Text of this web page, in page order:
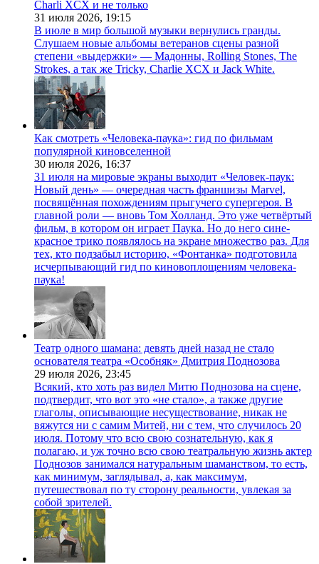
Charli XCX и не только
31 июля 2026, 19:15
В июле в мир большой музыки вернулись гранды.
Слушаем новые альбомы ветеранов сцены разной
степени «выдержки» — Мадонны, Rolling Stones, The
Strokes, а так же Tricky, Charlie XCX и Jack White.
Как смотреть «Человека-паука»: гид по фильмам
популярной киновселенной
30 июля 2026, 16:37
31 июля на мировые экраны выходит «Человек-паук:
Новый день» — очередная часть франшизы Marvel,
посвящённая похождениям прыгучего супергероя. В
главной роли — вновь Том Холланд. Это уже четвёртый
фильм, в котором он играет Паука. Но до него сине-
красное трико появлялось на экране множество раз. Для
тех, кто подзабыл историю, «Фонтанка» подготовила
исчерпывающий гид по киновоплощениям человека-
паука!
Театр одного шамана: девять дней назад не стало
основателя театра «Особняк» Дмитрия Поднозова
29 июля 2026, 23:45
Всякий, кто хоть раз видел Митю Поднозова на сцене,
подтвердит, что вот это «не стало», а также другие
глаголы, описывающие несуществование, никак не
вяжутся ни с самим Митей, ни с тем, что случилось 20
июля. Потому что всю свою сознательную, как я
полагаю, и уж точно всю свою театральную жизнь актер
Поднозов занимался натуральным шаманством, то есть,
как минимум, заглядывал, а, как максимум,
путешествовал по ту сторону реальности, увлекая за
собой зрителей.